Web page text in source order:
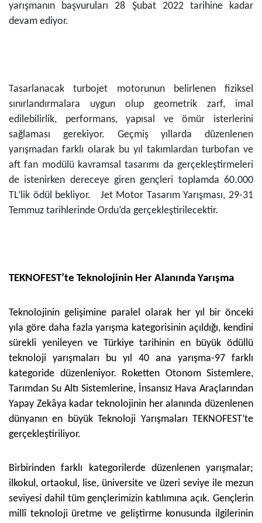
yarışmanın başvuruları 28 Şubat 2022 tarihine kadar
devam ediyor.
Tasarlanacak turbojet motorunun belirlenen fiziksel
sınırlandırmalara uygun olup geometrik zarf, imal
edilebilirlik, performans, yapısal ve ömür isterlerini
sağlaması gerekiyor. Geçmiş yıllarda düzenlenen
yarışmadan farklı olarak bu yıl takımlardan turbofan ve
aft fan modülü kavramsal tasarımı da gerçekleştirmeleri
de istenirken dereceye giren gençleri toplamda 60.000
TL’lik ödül bekliyor. Jet Motor Tasarım Yarışması, 29-31
Temmuz tarihlerinde Ordu’da gerçekleştirilecektir.
TEKNOFEST’te Teknolojinin Her Alanında Yarışma
Teknolojinin gelişimine paralel olarak her yıl bir önceki
yıla göre daha fazla yarışma kategorisinin açıldığı, kendini
sürekli yenileyen ve Türkiye tarihinin en büyük ödüllü
teknoloji yarışmaları bu yıl 40 ana yarışma-97 farklı
kategoride düzenleniyor. Roketten Otonom Sistemlere,
Tarımdan Su Altı Sistemlerine, İnsansız Hava Araçlarından
Yapay Zekâya kadar teknolojinin her alanında düzenlenen
dünyanın en büyük Teknoloji Yarışmaları TEKNOFEST’te
gerçekleştiriliyor.
Birbirinden farklı kategorilerde düzenlenen yarışmalar;
ilkokul, ortaokul, lise, üniversite ve üzeri seviye ile mezun
seviyesi dahil tüm gençlerimizin katılımına açık. Gençlerin
millî teknoloji üretme ve geliştirme konusunda ilgilerinin